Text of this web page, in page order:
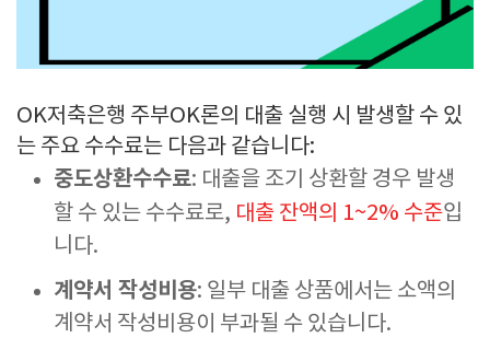
OK저축은행 주부OK론의 대출 실행 시 발생할 수 있
는 주요 수수료는 다음과 같습니다:
중도상환수수료: 대출을 조기 상환할 경우 발생
할 수 있는 수수료로, 대출 잔액의 1~2% 수준입
니다.
계약서 작성비용: 일부 대출 상품에서는 소액의
계약서 작성비용이 부과될 수 있습니다.